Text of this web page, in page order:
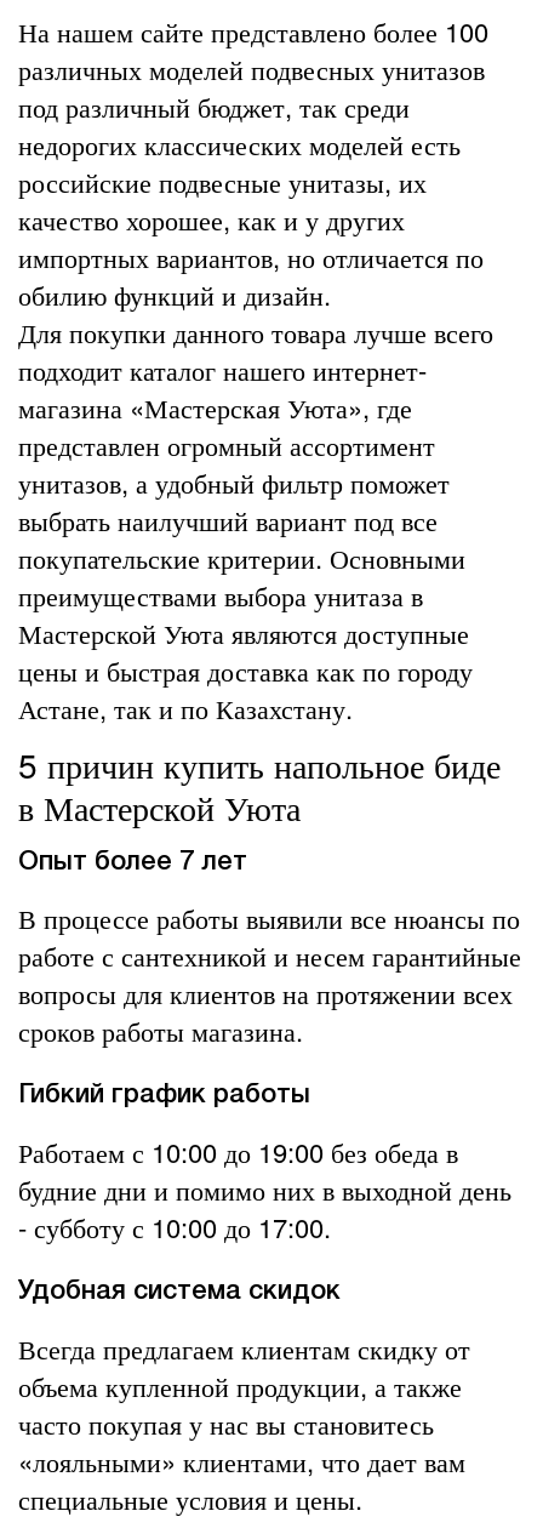
На нашем сайте представлено более 100
различных моделей подвесных унитазов
под различный бюджет, так среди
недорогих классических моделей есть
российские подвесные унитазы, их
качество хорошее, как и у других
импортных вариантов, но отличается по
обилию функций и дизайн.
Для покупки данного товара лучше всего
подходит каталог нашего интернет-
магазина «Мастерская Уюта», где
представлен огромный ассортимент
унитазов, а удобный фильтр поможет
выбрать наилучший вариант под все
покупательские критерии. Основными
преимуществами выбора унитаза в
Мастерской Уюта являются доступные
цены и быстрая доставка как по городу
Астане, так и по Казахстану.
5 причин купить напольное биде
в Мастерской Уюта
Опыт более 7 лет
В процессе работы выявили все нюансы по
работе с сантехникой и несем гарантийные
вопросы для клиентов на протяжении всех
сроков работы магазина.
Гибкий график работы
Работаем с 10:00 до 19:00 без обеда в
будние дни и помимо них в выходной день
- субботу с 10:00 до 17:00.
Удобная система скидок
Всегда предлагаем клиентам скидку от
объема купленной продукции, а также
часто покупая у нас вы становитесь
«лояльными» клиентами, что дает вам
специальные условия и цены.